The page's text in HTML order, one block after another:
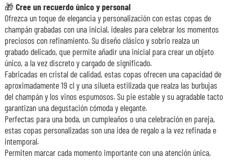
🎁 Cree un recuerdo único y personal
Ofrezca un toque de elegancia y personalización con estas copas de
champán grabadas con una inicial, ideales para celebrar los momentos
preciosos con refinamiento. Su diseño clásico y sobrio realza un
grabado delicado, que permite añadir una inicial para crear un objeto
único, a la vez discreto y cargado de significado.
Fabricadas en cristal de calidad, estas copas ofrecen una capacidad de
aproximadamente 19 cl y una silueta estilizada que realza las burbujas
del champán y los vinos espumosos. Su pie estable y su agradable tacto
garantizan una degustación cómoda y elegante.
Perfectas para una boda, un cumpleaños o una celebración en pareja,
estas copas personalizadas son una idea de regalo a la vez refinada e
intemporal.
Permiten marcar cada momento importante con una atención única,